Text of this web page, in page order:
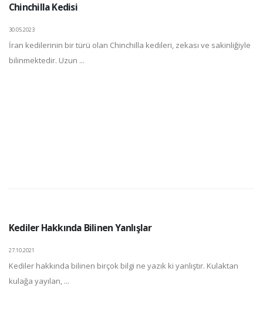
Chinchilla Kedisi
30.05.2023
İran kedilerinin bir türü olan Chinchilla kedileri, zekası ve sakinliğiyle
bilinmektedir. Uzun ...
Kediler Hakkında Bilinen Yanlışlar
27.10.2021
Kediler hakkında bilinen birçok bilgi ne yazık ki yanlıştır. Kulaktan
kulağa yayılan, ...